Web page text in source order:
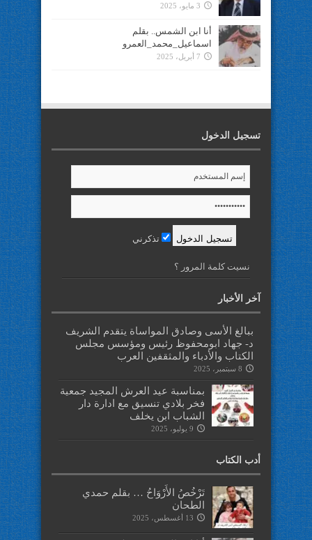
3 مايو، 2025
أنا ابن الشمس.. بقلم
اسماعيل_محمد_العمرو
7 أبريل، 2025
تسجيل الدخول
تذكرني
نسيت كلمة المرور ؟
آخر الأخبار
ببالغ الأسى وصادق المواساة يتقدم الشريف
د- جهاد ابومحفوظ رئيس ومؤسس مجلس
الكتاب والأدباء والمثقفين العرب
8 سبتمبر، 2025
بمناسبة عيد العرش المجيد جمعية
فخر بلادي تنسيق مع ادارة دار
الشباب ابن يخلف
9 يوليو، 2025
أدب الكتاب
تَرْخُصُ الأَرْوَاحُ … بقلم حمدي
الطحان
13 أغسطس، 2025